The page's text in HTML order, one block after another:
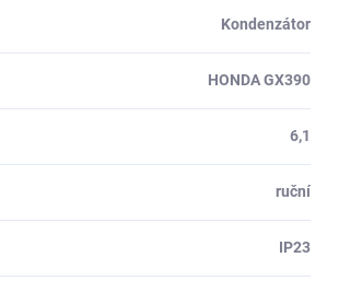
Kondenzátor
HONDA GX390
6,1
ruční
IP23